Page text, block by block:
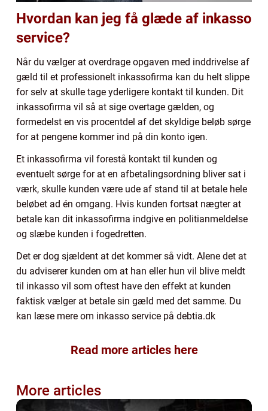
Hvordan kan jeg få glæde af inkasso
service?
Når du vælger at overdrage opgaven med inddrivelse af
gæld til et professionelt inkassofirma kan du helt slippe
for selv at skulle tage yderligere kontakt til kunden. Dit
inkassofirma vil så at sige overtage gælden, og
formedelst en vis procentdel af det skyldige beløb sørge
for at pengene kommer ind på din konto igen.
Et inkassofirma vil forestå kontakt til kunden og
eventuelt sørge for at en afbetalingsordning bliver sat i
værk, skulle kunden være ude af stand til at betale hele
beløbet ad én omgang. Hvis kunden fortsat nægter at
betale kan dit inkassofirma indgive en politianmeldelse
og slæbe kunden i fogedretten.
Det er dog sjældent at det kommer så vidt. Alene det at
du adviserer kunden om at han eller hun vil blive meldt
til inkasso vil som oftest have den effekt at kunden
faktisk vælger at betale sin gæld med det samme. Du
kan læse mere om inkasso service på debtia.dk
Read more articles here
More articles